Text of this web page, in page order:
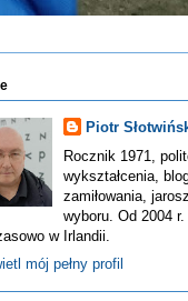
Piotr
Rocznik 1971,
wykształcenia,
zamiłowania,
wyboru. Od 2004 r.
w Irlandii.
mój pełny profil